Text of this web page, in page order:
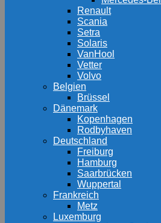
Renault
Scania
Setra
Solaris
VanHool
Vetter
Volvo
Belgien
Brüssel
Dänemark
Kopenhagen
Rodbyhaven
Deutschland
Freiburg
Hamburg
Saarbrücken
Wuppertal
Frankreich
Metz
Luxemburg